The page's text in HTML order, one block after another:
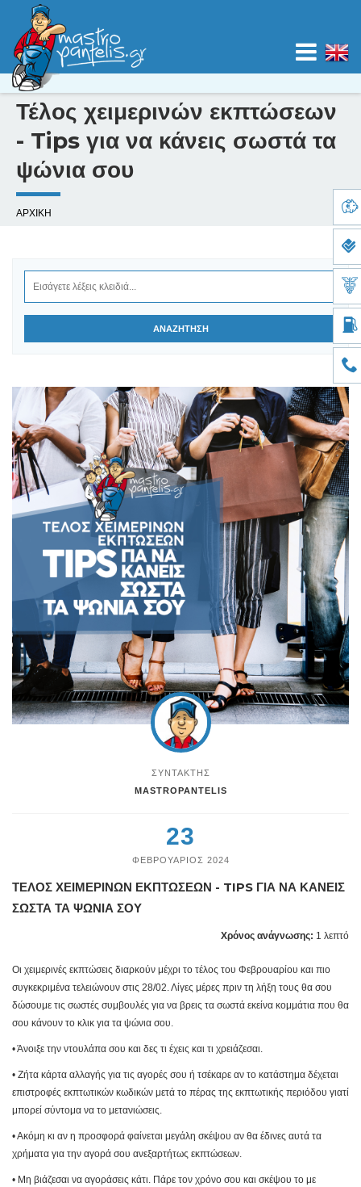
ΑΡΧΙΚΗ
ΚΑΤΗΓΟΡΙΕΣ
ΚΑΤΑΧΩΡΙΣΗ
Τέλος χειμερινών εκπτώσεων
- Tips για να κάνεις σωστά τα
ψώνια σου
ΑΡΧΙΚΗ
ΣΥΝΤΑΚΤΗΣ
MASTROPANTELIS
23
ΦΕΒΡΟΥΑΡΙΟΣ 2024
ΤΕΛΟΣ ΧΕΙΜΕΡΙΝΩΝ ΕΚΠΤΩΣΕΩΝ - TIPS ΓΙΑ ΝΑ ΚΑΝΕΙΣ
ΣΩΣΤΑ ΤΑ ΨΩΝΙΑ ΣΟΥ
Χρόνος ανάγνωσης: 1 λεπτό
Οι χειμερινές εκπτώσεις διαρκούν μέχρι το τέλος του Φεβρουαρίου και πιο
συγκεκριμένα τελειώνουν στις 28/02. Λίγες μέρες πριν τη λήξη τους θα σου
δώσουμε τις σωστές συμβουλές για να βρεις τα σωστά εκείνα κομμάτια που θα
σου κάνουν το κλικ για τα ψώνια σου.
• Άνοιξε την ντουλάπα σου και δες τι έχεις και τι χρειάζεσαι.
• Ζήτα κάρτα αλλαγής για τις αγορές σου ή τσέκαρε αν το κατάστημα δέχεται
επιστροφές εκπτωτικών κωδικών μετά το πέρας της εκπτωτικής περιόδου γιατί
μπορεί σύντομα να το μετανιώσεις.
• Ακόμη κι αν η προσφορά φαίνεται μεγάλη σκέψου αν θα έδινες αυτά τα
χρήματα για την αγορά σου ανεξαρτήτως εκπτώσεων.
• Μη βιάζεσαι να αγοράσεις κάτι. Πάρε τον χρόνο σου και σκέψου το με